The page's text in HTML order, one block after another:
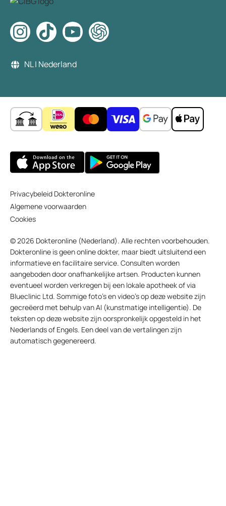
NL | Nederland
Privacybeleid Dokteronline
Algemene voorwaarden
Cookies
© 2026 Dokteronline (Nederland). Alle rechten voorbehouden.
Dokteronline is geen online dokter, maar biedt uitsluitend een
informatieve en facilitaire service. Consulten worden
aangeboden door onafhankelijke artsen. Producten kunnen
eventueel worden verkregen bij een lokale apotheek of via
Blueclinic Ltd. Sommige foto’s en video’s op deze website zijn
gecreëerd met behulp van AI (kunstmatige intelligentie). De
teksten op deze website zijn oorspronkelijk opgesteld in het
Nederlands of Engels. Een deel van de vertalingen zijn
automatisch gegenereerd.